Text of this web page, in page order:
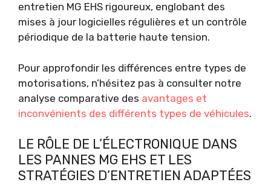
entretien MG EHS rigoureux, englobant des
mises à jour logicielles régulières et un contrôle
périodique de la batterie haute tension.
Pour approfondir les différences entre types de
motorisations, n’hésitez pas à consulter notre
analyse comparative des avantages et
inconvénients des différents types de véhicules.
LE RÔLE DE L’ÉLECTRONIQUE DANS
LES PANNES MG EHS ET LES
STRATÉGIES D’ENTRETIEN ADAPTÉES